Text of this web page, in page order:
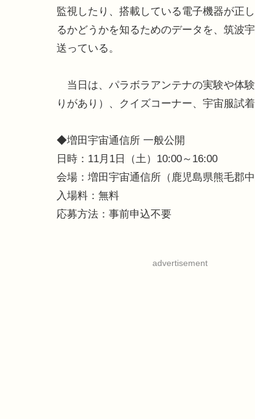
監視したり、搭載している電子機器が正
るかどうかを知るためのデータを、筑波
送っている。
当日は、パラボラアンテナの実験や体
りがあり）、クイズコーナー、宇宙服試
◆増田宇宙通信所 一般公開
日時：11月1日（土）10:00～16:00
会場：増田宇宙通信所（鹿児島県熊毛郡中
入場料：無料
応募方法：事前申込不要
advertisement